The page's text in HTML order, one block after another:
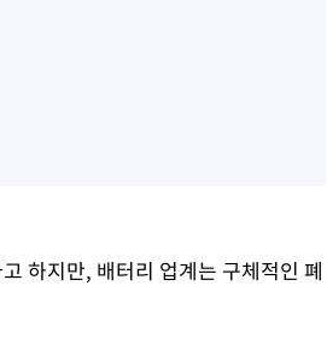
하지만, 배터리 업계는 구체적인 폐